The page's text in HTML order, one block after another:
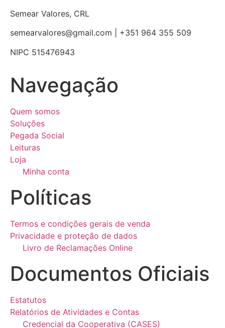
Semear Valores, CRL
semearvalores@gmail.com | +351 964 355 509
NIPC 515476943
Navegação
Quem somos
Soluções
Pegada Social
Leituras
Loja
Minha conta
Políticas
Termos e condições gerais de venda
Privacidade e proteção de dados
Livro de Reclamações Online
Documentos Oficiais
Estatutos
Relatórios de Atividades e Contas
Credencial da Cooperativa (CASES)